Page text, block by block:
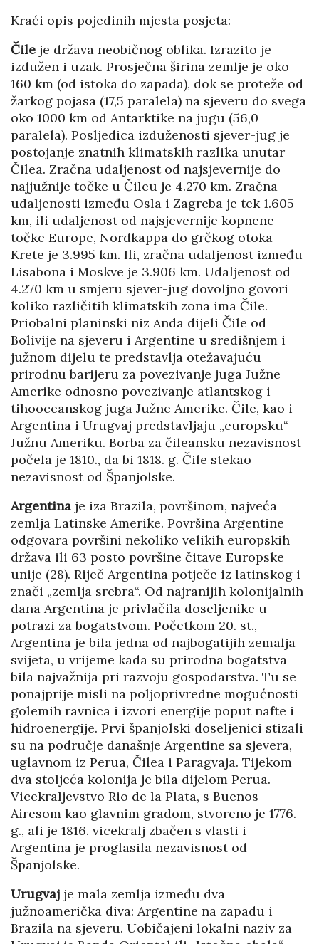
Kraći opis pojedinih mjesta posjeta:
Čile je država neobičnog oblika. Izrazito je
izdužen i uzak. Prosječna širina zemlje je oko
160 km (od istoka do zapada), dok se proteže od
žarkog pojasa (17,5 paralela) na sjeveru do svega
oko 1000 km od Antarktike na jugu (56,0
paralela). Posljedica izduženosti sjever-jug je
postojanje znatnih klimatskih razlika unutar
Čilea. Zračna udaljenost od najsjevernije do
najjužnije točke u Čileu je 4.270 km. Zračna
udaljenosti između Osla i Zagreba je tek 1.605
km, ili udaljenost od najsjevernije kopnene
točke Europe, Nordkappa do grčkog otoka
Krete je 3.995 km. Ili, zračna udaljenost između
Lisabona i Moskve je 3.906 km. Udaljenost od
4.270 km u smjeru sjever-jug dovoljno govori
koliko različitih klimatskih zona ima Čile.
Priobalni planinski niz Anda dijeli Čile od
Bolivije na sjeveru i Argentine u središnjem i
južnom dijelu te predstavlja otežavajuću
prirodnu barijeru za povezivanje juga Južne
Amerike odnosno povezivanje atlantskog i
tihooceanskog juga Južne Amerike. Čile, kao i
Argentina i Urugvaj predstavljaju „europsku“
Južnu Ameriku. Borba za čileansku nezavisnost
počela je 1810., da bi 1818. g. Čile stekao
nezavisnost od Španjolske.
Argentina je iza Brazila, površinom, najveća
zemlja Latinske Amerike. Površina Argentine
odgovara površini nekoliko velikih europskih
država ili 63 posto površine čitave Europske
unije (28). Riječ Argentina potječe iz latinskog i
znači „zemlja srebra“. Od najranijih kolonijalnih
dana Argentina je privlačila doseljenike u
potrazi za bogatstvom. Početkom 20. st.,
Argentina je bila jedna od najbogatijih zemalja
svijeta, u vrijeme kada su prirodna bogatstva
bila najvažnija pri razvoju gospodarstva. Tu se
ponajprije misli na poljoprivredne mogućnosti
golemih ravnica i izvori energije poput nafte i
hidroenergije. Prvi španjolski doseljenici stizali
su na područje današnje Argentine sa sjevera,
uglavnom iz Perua, Čilea i Paragvaja. Tijekom
dva stoljeća kolonija je bila dijelom Perua.
Vicekraljevstvo Rio de la Plata, s Buenos
Airesom kao glavnim gradom, stvoreno je 1776.
g., ali je 1816. vicekralj zbačen s vlasti i
Argentina je proglasila nezavisnost od
Španjolske.
Urugvaj je mala zemlja između dva
južnoamerička diva: Argentine na zapadu i
Brazila na sjeveru. Uobičajeni lokalni naziv za